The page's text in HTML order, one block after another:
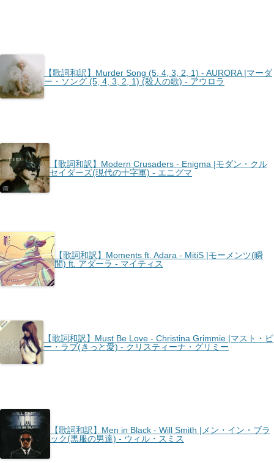
【歌詞和訳】Murder Song (5, 4, 3, 2, 1) - AURORA |マーダ
ー・ソング (5, 4, 3, 2, 1) (殺人の歌) - アウロラ
【歌詞和訳】Modern Crusaders - Enigma |モダン・クル
セイダーズ(現代の十字軍) - エニグマ
【歌詞和訳】Moments ft. Adara - MitiS |モーメンツ(瞬
間) ft. アダーラ - マイティス
【歌詞和訳】Must Be Love - Christina Grimmie |マスト・ビ
ー・ラブ(きっと愛) - クリスティーナ・グリミー
【歌詞和訳】Men in Black - Will Smith |メン・イン・ブラ
ック(黒服の男達) - ウィル・スミス